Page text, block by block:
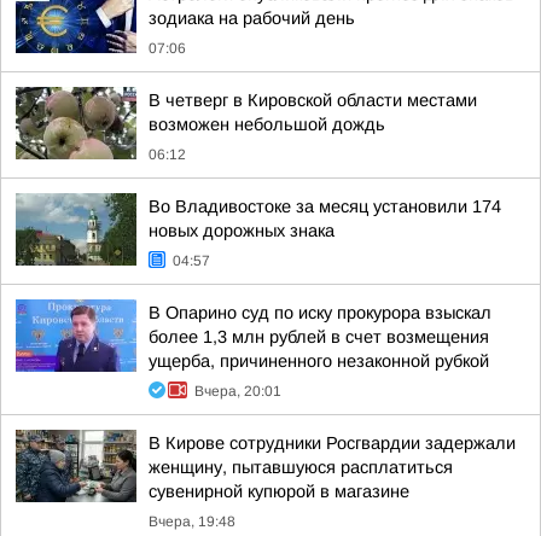
зодиака на рабочий день
07:06
В четверг в Кировской области местами
возможен небольшой дождь
06:12
Во Владивостоке за месяц установили 174
новых дорожных знака
04:57
В Опарино суд по иску прокурора взыскал
более 1,3 млн рублей в счет возмещения
ущерба, причиненного незаконной рубкой
Вчера, 20:01
В Кирове сотрудники Росгвардии задержали
женщину, пытавшуюся расплатиться
сувенирной купюрой в магазине
Вчера, 19:48